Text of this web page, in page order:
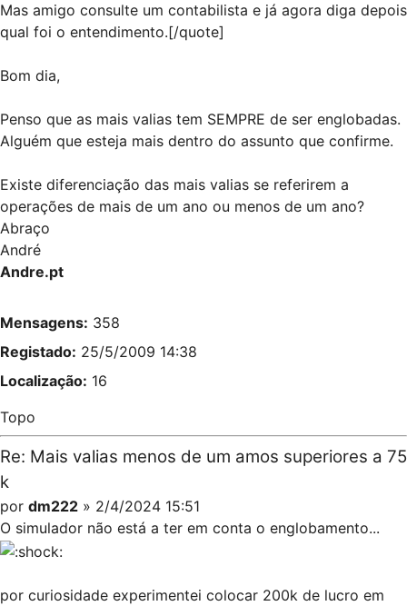
Mas amigo consulte um contabilista e já agora diga depois
qual foi o entendimento.[/quote]
Bom dia,
Penso que as mais valias tem SEMPRE de ser englobadas.
Alguém que esteja mais dentro do assunto que confirme.
Existe diferenciação das mais valias se referirem a
operações de mais de um ano ou menos de um ano?
Abraço
André
Andre.pt
Mensagens: 358
Registado: 25/5/2009 14:38
Localização: 16
Topo
Re: Mais valias menos de um amos superiores a 75
k
por dm222 » 2/4/2024 15:51
O simulador não está a ter em conta o englobamento...
por curiosidade experimentei colocar 200k de lucro em